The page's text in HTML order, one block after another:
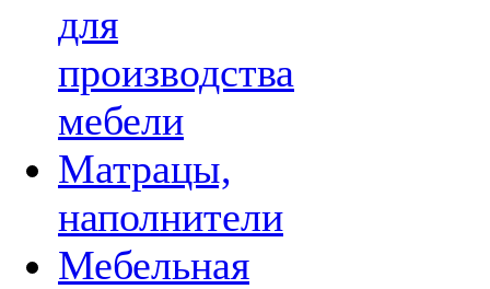
для
производства
мебели
Матрацы,
наполнители
Мебельная